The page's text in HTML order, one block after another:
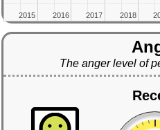
2015
2015 2016
2016 2017
2017 2018
2018
The anger level of